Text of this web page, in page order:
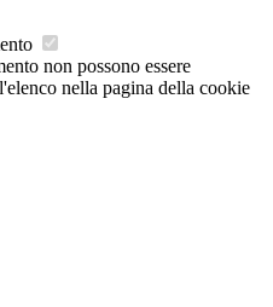
non possono essere
nella pagina della cookie